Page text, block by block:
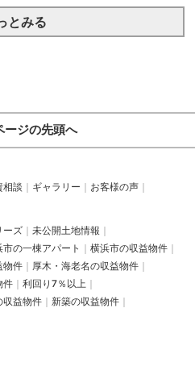
とみる
ージの先頭へ
相談 ギャラリー
お客様の声
ーズ
未公開土地情報
市の一棟アパート
横浜市の収益物件
物件
厚木・海老名の収益物件
件
利回り7％以上
収益物件
新築の収益物件